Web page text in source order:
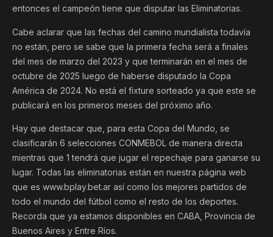
entonces el campeón tiene que disputar las Eliminatorias.
Cabe aclarar que las fechas del camino mundialista todavía
no están, pero se sabe que la primera fecha será a finales
del mes de marzo del 2023 y que terminarán en el mes de
octubre de 2025 luego de haberse disputado la Copa
América de 2024. No está el fixture sorteado ya que este se
publicará en los primeros meses del próximo año.
Hay que destacar que, para esta Copa del Mundo, se
clasificarán 6 selecciones CONMEBOL de manera directa
mientras que 1 tendrá que jugar el repechaje para ganarse su
lugar. Todas las eliminatorias están en nuestra página web
que es www.bplay.bet.ar así como los mejores partidos de
todo el mundo del fútbol como el resto de los deportes.
Recorda que ya estamos disponibles en CABA, Provincia de
Buenos Aires y Entre Ríos.